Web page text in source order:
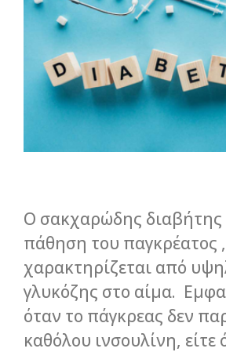
Ο σακχαρώδης διαβήτης
πάθηση του παγκρέατος
χαρακτηρίζεται από
γλυκόζης στο αίμα.
όταν το πάγκρεας δεν
καθόλου ινσουλίνη, είτε